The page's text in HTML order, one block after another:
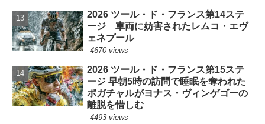
2026 ツール・ド・フランス第14ステ
ージ 車両に妨害されたレムコ・エヴ
ェネプール
4670 views
2026 ツール・ド・フランス第15ステ
ージ 早朝5時の訪問で睡眠を奪われた
ポガチャルがヨナス・ヴィンゲゴーの
離脱を惜しむ
4493 views